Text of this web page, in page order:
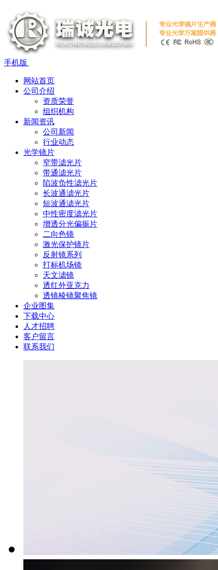
手机版
网站首页
公司介绍
资质荣誉
组织机构
新闻资讯
公司新闻
行业动态
光学镜片
窄带滤光片
带通滤光片
陷波负性滤光片
长波通滤光片
短波通滤光片
中性密度滤光片
增透分光偏振片
二向色镜
激光保护镜片
反射镜系列
打标机场镜
天文滤镜
透红外亚克力
透镜棱镜聚焦镜
企业图集
下载中心
人才招聘
客户留言
联系我们